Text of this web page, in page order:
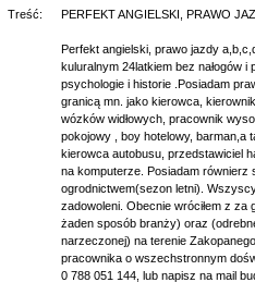
Treść:
PERFEKT ANGIELSKI, PRAWO
Perfekt angielski, prawo jazdy
kuluralnym 24latkiem bez nałogów
psychologie i historie .Posiadam
granicą mn. jako kierowca,
wózków widłowych, pracownik
pokojowy , boy hotelowy, barman,a
kierowca autobusu, przedstawiciel
na komputerze. Posiadam równierz
ogrodnictwem(sezon letni).
zadowoleni. Obecnie wróciłem z
żaden sposób branży) oraz
narzeczonej) na terenie
pracownika o wszechstronnym
0 788 051 144, lub napisz na mail